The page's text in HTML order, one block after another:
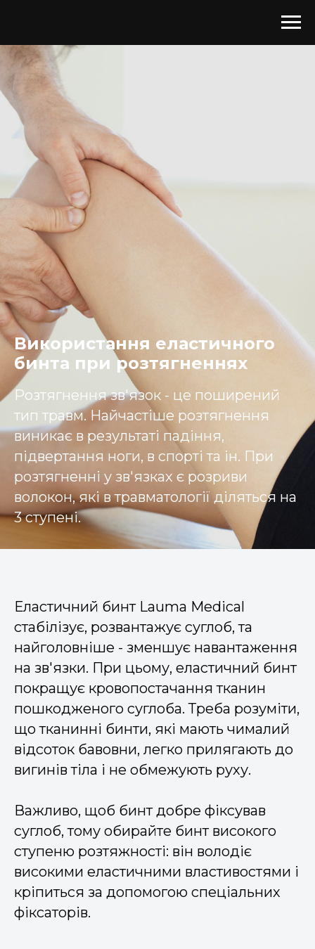
Використання еластичного
бинта при розтягненнях
Розтягнення зв'язок - це поширений
тип травм. Найчастіше розтягнення
виникає в результаті падіння,
підвертання ноги, в спорті та ін. При
розтягненні у зв'язках є розриви
волокон, які в травматології діляться на
3 ступені.
Еластичний бинт Lauma Medical
стабілізує, розвантажує суглоб, та
найголовніше - зменшує навантаження
на зв'язки. При цьому, еластичний бинт
покращує кровопостачання тканин
пошкодженого суглоба. Треба розуміти,
що тканинні бинти, які мають чималий
відсоток бавовни, легко прилягають до
вигинів тіла і не обмежують руху.
Важливо, щоб бинт добре фіксував
суглоб, тому обирайте бинт високого
ступеню розтяжності: він володіє
високими еластичними властивостями і
кріпиться за допомогою спеціальних
фіксаторів.